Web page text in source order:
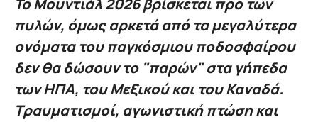
Το Μουντιάλ 2026 βρίσκεται προ των
πυλών, όμως αρκετά από τα μεγαλύτερα
ονόματα του παγκόσμιου ποδοσφαίρου
δεν θα δώσουν το "παρών" στα γήπεδα
των ΗΠΑ, του Μεξικού και του Καναδά.
Τραυματισμοί, αγωνιστική πτώση και